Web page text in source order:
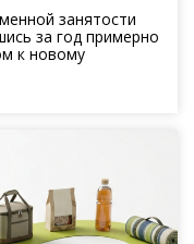
занятости
за год примерно
к новому